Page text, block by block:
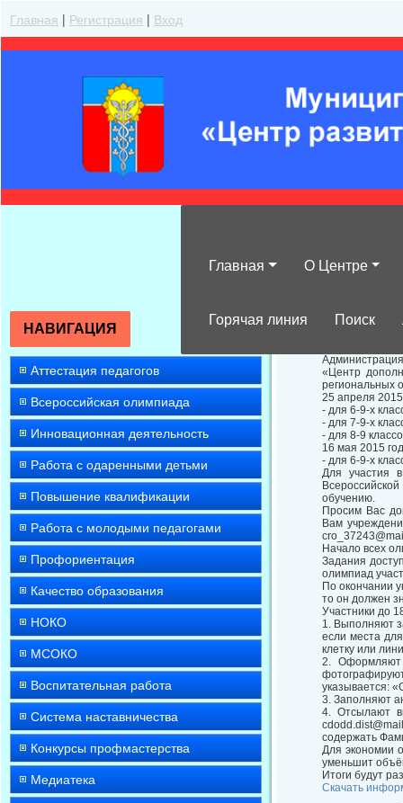
Главная | Регистрация | Вход
Главная О Центре
Горячая линия Поиск
НАВИГАЦИЯ
Аттестация педагогов
Всероссийская олимпиада
Инновационная деятельность
Работа с одаренными детьми
Повышение квалификации
Работа с молодыми педагогами
Профориентация
Качество образования
НОКО
МСОКО
Воспитательная работа
Система наставничества
Конкурсы профмастерства
Медиатека
«Центр
региональных
25 апреля
- для 6-9-х
- для 7-9-х
- для 8-9
16 мая 2015
- для 6-9-х
Для участия
обучению.
Просим Вас
Вам
Начало всех
Задания
олимпиад
По окончании
то он должен
Участники до
1. Выполняют
если места
клетку или
2. Оформляют
указывается:
3. Заполняют
4. Отсылают
содержать
Для экономии
уменьшит
Итоги будут
Скачать